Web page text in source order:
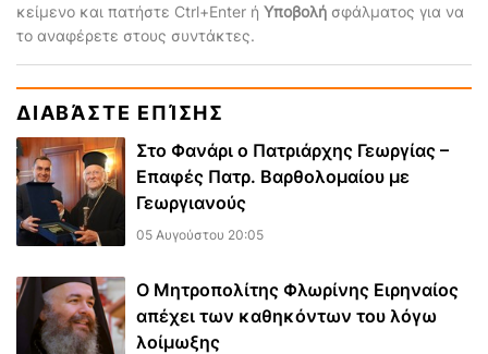
κείμενο και πατήστε Ctrl+Enter ή Υποβολή σφάλματος για να
το αναφέρετε στους συντάκτες.
ΔΙΑΒΆΣΤΕ ΕΠΊΣΗΣ
Στο Φανάρι ο Πατριάρχης Γεωργίας –
Επαφές Πατρ. Βαρθολομαίου με
Γεωργιανούς
05 Αυγούστου 20:05
Ο Μητροπολίτης Φλωρίνης Ειρηναίος
απέχει των καθηκόντων του λόγω
λοίμωξης